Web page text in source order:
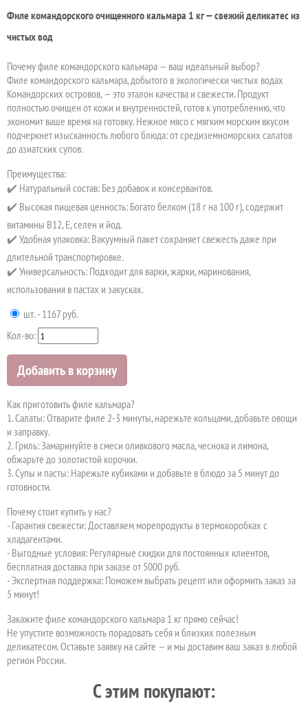
Филе командорского очищенного кальмара 1 кг — свежий деликатес из
чистых вод
Почему филе командорского кальмара — ваш идеальный выбор?
Филе командорского кальмара, добытого в экологически чистых водах
Командорских островов, — это эталон качества и свежести. Продукт
полностью очищен от кожи и внутренностей, готов к употреблению, что
экономит ваше время на готовку. Нежное мясо с мягким морским вкусом
подчеркнет изысканность любого блюда: от средиземноморских салатов
до азиатских супов.
Преимущества:
✔️ Натуральный состав: Без добавок и консервантов.
✔️ Высокая пищевая ценность: Богато белком (18 г на 100 г), содержит
витамины B12, E, селен и йод.
✔️ Удобная упаковка: Вакуумный пакет сохраняет свежесть даже при
длительной транспортировке.
✔️ Универсальность: Подходит для варки, жарки, маринования,
использования в пастах и закусках.
шт. - 1167 руб.
Кол-во:
Добавить в корзину
Как приготовить филе кальмара?
1. Салаты: Отварите филе 2-3 минуты, нарежьте кольцами, добавьте овощи
и заправку.
2. Гриль: Замаринуйте в смеси оливкового масла, чеснока и лимона,
обжарьте до золотистой корочки.
3. Супы и пасты: Нарежьте кубиками и добавьте в блюдо за 5 минут до
готовности.
Почему стоит купить у нас?
- Гарантия свежести: Доставляем морепродукты в термокоробках с
хладагентами.
- Выгодные условия: Регулярные скидки для постоянных клиентов,
бесплатная доставка при заказе от 5000 руб.
- Экспертная поддержка: Поможем выбрать рецепт или оформить заказ за
5 минут!
Закажите филе командорского кальмара 1 кг прямо сейчас!
Не упустите возможность порадовать себя и близких полезным
деликатесом. Оставьте заявку на сайте — и мы доставим ваш заказ в любой
регион России.
C этим покупают: